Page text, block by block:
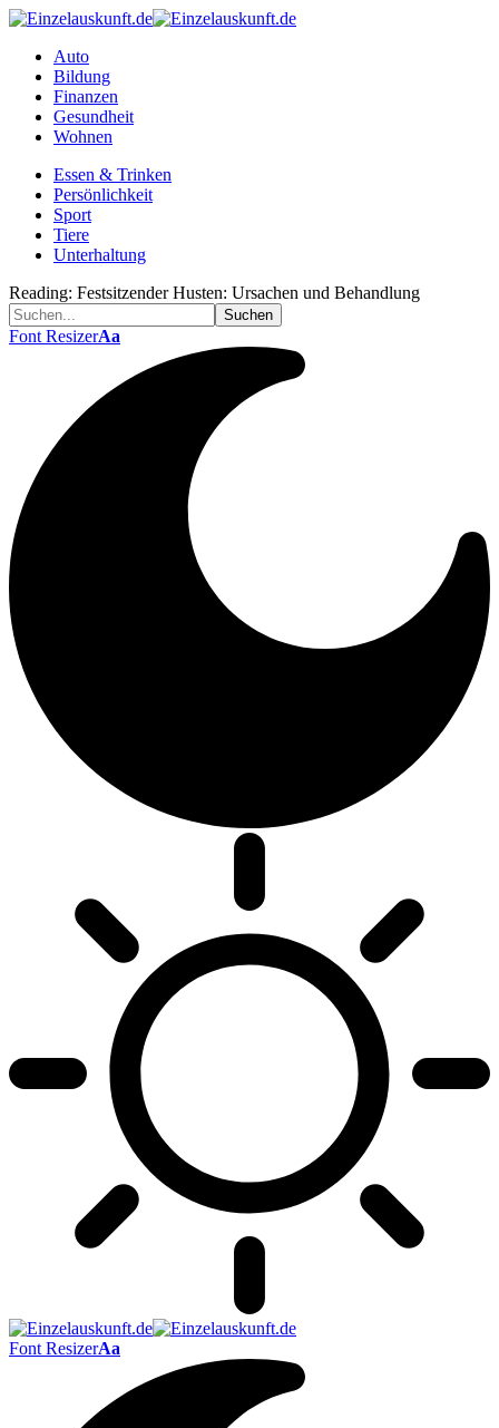
Auto
Bildung
Finanzen
Gesundheit
Wohnen
Essen & Trinken
Persönlichkeit
Sport
Tiere
Unterhaltung
Reading: Festsitzender Husten: Ursachen und Behandlung
Font ResizerAa
Font ResizerAa